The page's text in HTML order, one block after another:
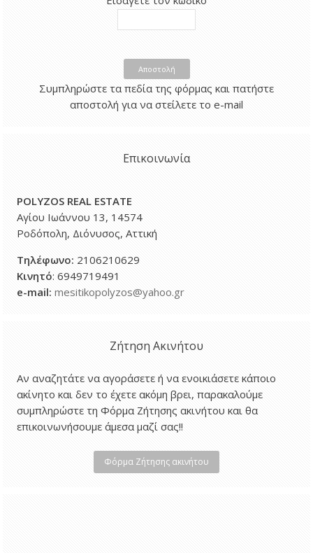
Αποστολή
Συμπληρώστε τα πεδία της φόρμας και πατήστε
αποστολή για να στείλετε το e-mail
Επικοινωνία
POLYZOS REAL ESTATE
Αγίου Ιωάννου 13, 14574
Ροδόπολη, Διόνυσος, Αττική
Τηλέφωνο: 2106210629
Κινητό: 6949719491
e-mail: mesitikopolyzos@yahoo.gr
Ζήτηση Ακινήτου
Αν αναζητάτε να αγοράσετε ή να ενοικιάσετε κάποιο
ακίνητο και δεν το έχετε ακόμη βρει, παρακαλούμε
συμπληρώστε τη Φόρμα Ζήτησης ακινήτου και θα
επικοινωνήσουμε άμεσα μαζί σας!!
Φόρμα Ζήτησης ακινήτου